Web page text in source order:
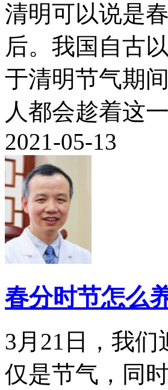
清明可以说是
后。我国自古
于清明节气期
人都会趁着这
2021-05-13
春分时节怎么
3月21日，我
仅是节气，同